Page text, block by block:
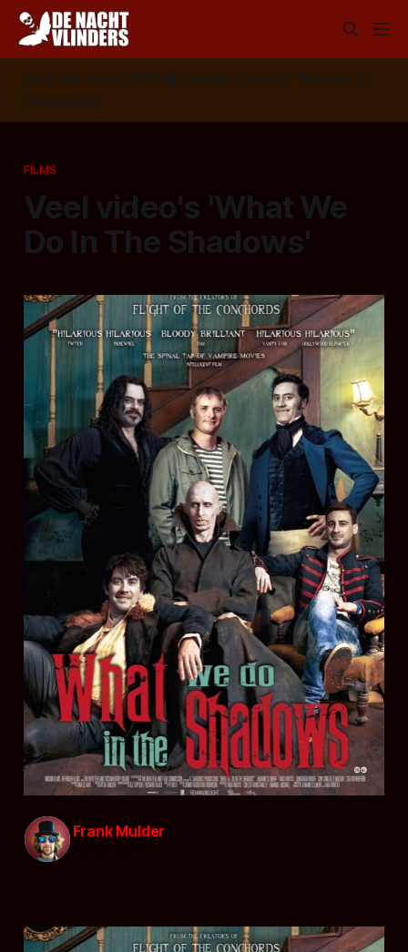
Volg ons op: 📣 RSS 📰 Google News 🦋 Bluesky
✉️
Nieuwsbrief
FILMS
Veel video's 'What We
Do In The Shadows'
Frank Mulder